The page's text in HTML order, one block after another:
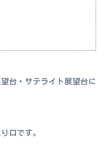
台・サテライト展望台に
口です。